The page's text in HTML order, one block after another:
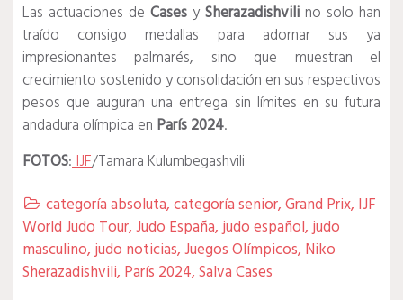
Las actuaciones de Cases y Sherazadishvili no solo han
traído consigo medallas para adornar sus ya
impresionantes palmarés, sino que muestran el
crecimiento sostenido y consolidación en sus respectivos
pesos que auguran una entrega sin límites en su futura
andadura olímpica en París 2024.
FOTOS:IJF/Tamara Kulumbegashvili
 categoría absoluta,categoría senior,Grand Prix, IJF
World Judo Tour,Judo España,judo español,judo
masculino,judo noticias,Juegos Olímpicos, Niko
Sherazadishvili, París 2024,Salva Cases